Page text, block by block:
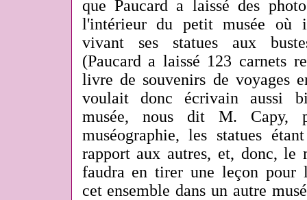
que Paucard a laissé des
l'intérieur du petit musée où
vivant ses statues aux
(Paucard a laissé 123 carnets
livre de souvenirs de voyages
voulait donc écrivain aussi
musée, nous dit M. Capy,
muséographie, les statues
rapport aux autres, et, donc, le
faudra en tirer une leçon pour
cet ensemble dans un autre